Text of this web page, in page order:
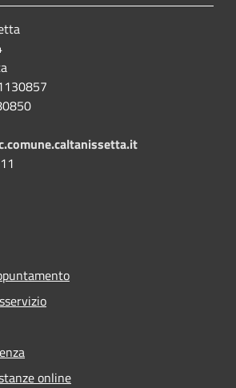
online